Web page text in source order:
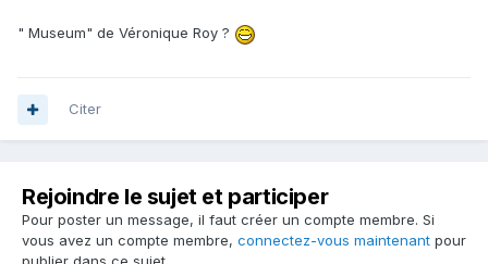
" Museum" de Véronique Roy ?
Citer
Rejoindre le sujet et participer
Pour poster un message, il faut créer un compte membre. Si
vous avez un compte membre, connectez-vous maintenant pour